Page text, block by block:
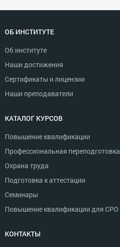
ОБ ИНСТИТУТЕ
Об институте
Наши достижения
Сертификаты и лицензии
Наши преподаватели
КАТАЛОГ КУРСОВ
Повышение квалификации
Профессиональная переподготовка
Охрана труда
Подготовка к аттестации
Семинары
Повышение квалификации для СРО
КОНТАКТЫ